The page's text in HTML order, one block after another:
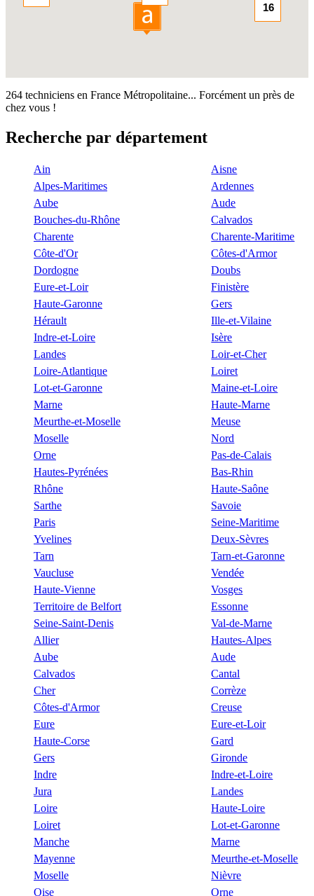
16
264 techniciens en France Métropolitaine... Forcément un près de
chez vous !
Recherche par département
Ain
Aisne
Alpes-Maritimes
Ardennes
Aube
Aude
Bouches-du-Rhône
Calvados
Charente
Charente-Maritime
Côte-d'Or
Côtes-d'Armor
Dordogne
Doubs
Eure-et-Loir
Finistère
Haute-Garonne
Gers
Hérault
Ille-et-Vilaine
Indre-et-Loire
Isère
Landes
Loir-et-Cher
Loire-Atlantique
Loiret
Lot-et-Garonne
Maine-et-Loire
Marne
Haute-Marne
Meurthe-et-Moselle
Meuse
Moselle
Nord
Orne
Pas-de-Calais
Hautes-Pyrénées
Bas-Rhin
Rhône
Haute-Saône
Sarthe
Savoie
Paris
Seine-Maritime
Yvelines
Deux-Sèvres
Tarn
Tarn-et-Garonne
Vaucluse
Vendée
Haute-Vienne
Vosges
Territoire de Belfort
Essonne
Seine-Saint-Denis
Val-de-Marne
Allier
Hautes-Alpes
Aube
Aude
Calvados
Cantal
Cher
Corrèze
Côtes-d'Armor
Creuse
Eure
Eure-et-Loir
Haute-Corse
Gard
Gers
Gironde
Indre
Indre-et-Loire
Jura
Landes
Loire
Haute-Loire
Loiret
Lot-et-Garonne
Manche
Marne
Mayenne
Meurthe-et-Moselle
Moselle
Nièvre
Oise
Orne